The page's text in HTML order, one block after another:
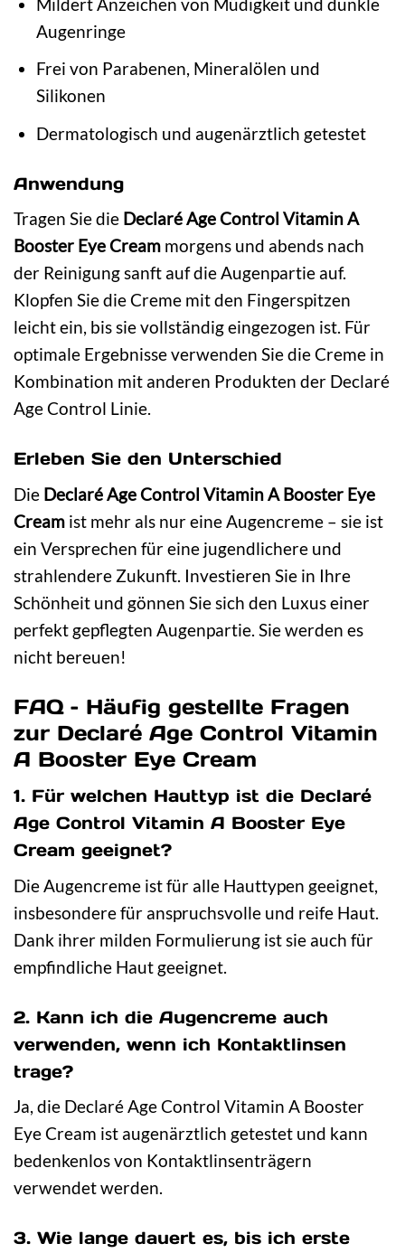
Augenringe
Frei von Parabenen, Mineralölen und
Silikonen
Dermatologisch und augenärztlich getestet
Anwendung
Tragen Sie die Declaré Age Control Vitamin A
Booster Eye Cream morgens und abends nach
der Reinigung sanft auf die Augenpartie auf.
Klopfen Sie die Creme mit den Fingerspitzen
leicht ein, bis sie vollständig eingezogen ist. Für
optimale Ergebnisse verwenden Sie die Creme in
Kombination mit anderen Produkten der Declaré
Age Control Linie.
Erleben Sie den Unterschied
Die Declaré Age Control Vitamin A Booster Eye
Cream ist mehr als nur eine Augencreme – sie ist
ein Versprechen für eine jugendlichere und
strahlendere Zukunft. Investieren Sie in Ihre
Schönheit und gönnen Sie sich den Luxus einer
perfekt gepflegten Augenpartie. Sie werden es
nicht bereuen!
FAQ – Häufig gestellte Fragen
zur Declaré Age Control Vitamin
A Booster Eye Cream
1. Für welchen Hauttyp ist die Declaré
Age Control Vitamin A Booster Eye
Cream geeignet?
Die Augencreme ist für alle Hauttypen geeignet,
insbesondere für anspruchsvolle und reife Haut.
Dank ihrer milden Formulierung ist sie auch für
empfindliche Haut geeignet.
2. Kann ich die Augencreme auch
verwenden, wenn ich Kontaktlinsen
trage?
Ja, die Declaré Age Control Vitamin A Booster
Eye Cream ist augenärztlich getestet und kann
bedenkenlos von Kontaktlinsenträgern
verwendet werden.
3. Wie lange dauert es, bis ich erste